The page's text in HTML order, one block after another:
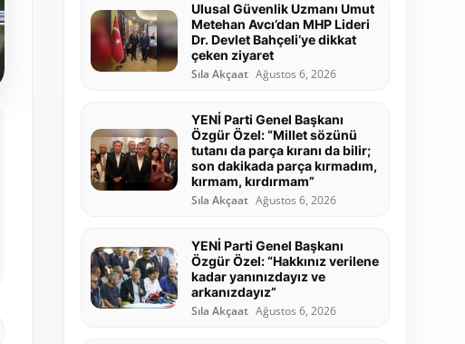
Ulusal Güvenlik Uzmanı Umut
Metehan Avcı’dan MHP Lideri
Dr. Devlet Bahçeli’ye dikkat
çeken ziyaret
Sıla Akçaat Ağustos 6, 2026
YENİ Parti Genel Başkanı
Özgür Özel: “Millet sözünü
tutanı da parça kıranı da bilir;
son dakikada parça kırmadım,
kırmam, kırdırmam”
Sıla Akçaat Ağustos 6, 2026
YENİ Parti Genel Başkanı
Özgür Özel: “Hakkınız verilene
kadar yanınızdayız ve
arkanızdayız”
Sıla Akçaat Ağustos 6, 2026